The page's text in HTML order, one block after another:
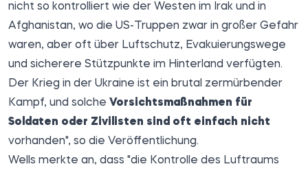
nicht so kontrolliert wie der Westen im Irak und in
Afghanistan, wo die US-Truppen zwar in großer Gefahr
waren, aber oft über Luftschutz, Evakuierungswege
und sicherere Stützpunkte im Hinterland verfügten.
Der Krieg in der Ukraine ist ein brutal zermürbender
Kampf, und solche Vorsichtsmaßnahmen für
Soldaten oder Zivilisten sind oft einfach nicht
vorhanden", so die Veröffentlichung.
Wells merkte an, dass "die Kontrolle des Luftraums